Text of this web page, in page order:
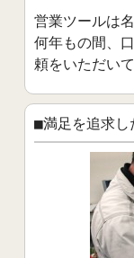
営業ツールは
何年もの間、
頼をいただい
■満足を追求し